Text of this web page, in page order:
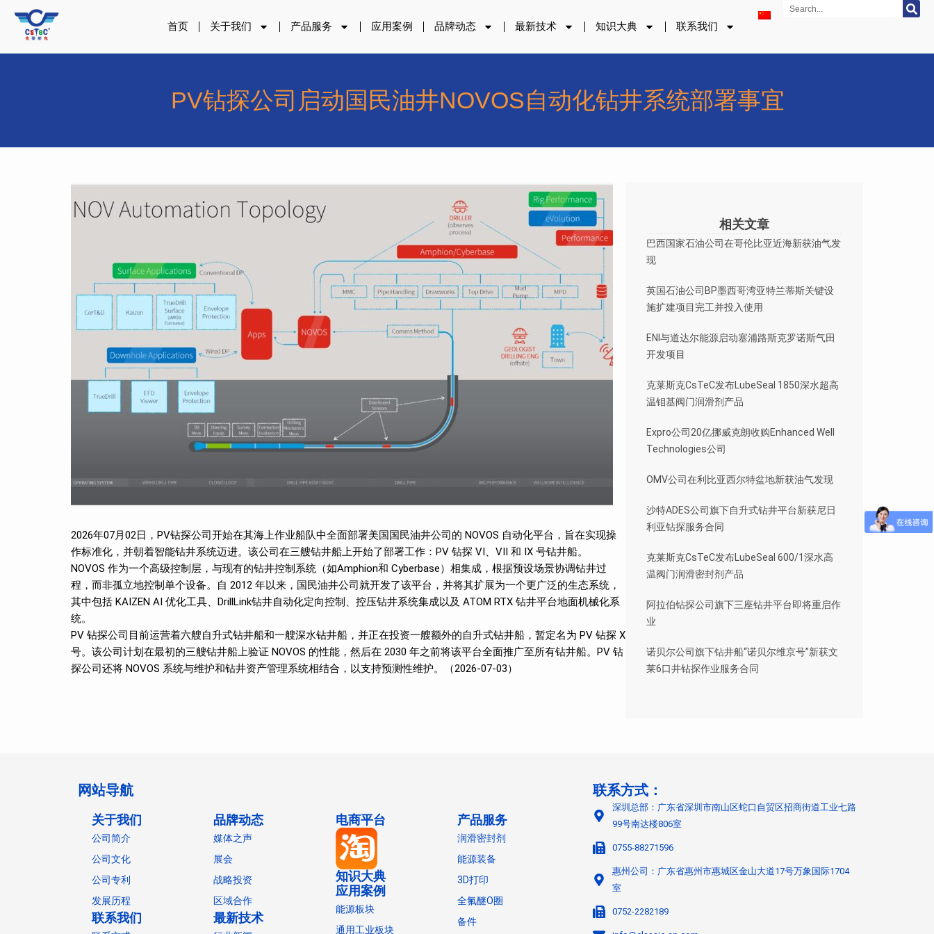
容
首页 关于我们 产品服务 应用案例 品牌动态 最新技术 知识大典 联系我们
Search
PV钻探公司启动国民油井NOVOS自动化钻井系统部署事宜
2026年07月02日，PV钻探公司开始在其海上作业船队中全面部署美国国民油井公司的 NOVOS 自动化平台，旨在实现操
作标准化，并朝着智能钻井系统迈进。该公司在三艘钻井船上开始了部署工作：PV 钻探 VI、VII 和 IX 号钻井船。
NOVOS 作为一个高级控制层，与现有的钻井控制系统（如Amphion和 Cyberbase）相集成，根据预设场景协调钻井过
程，而非孤立地控制单个设备。自 2012 年以来，国民油井公司就开发了该平台，并将其扩展为一个更广泛的生态系统，
其中包括 KAIZEN AI 优化工具、DrillLink钻井自动化定向控制、控压钻井系统集成以及 ATOM RTX 钻井平台地面机械化系
统。
PV 钻探公司目前运营着六艘自升式钻井船和一艘深水钻井船，并正在投资一艘额外的自升式钻井船，暂定名为 PV 钻探 X
号。该公司计划在最初的三艘钻井船上验证 NOVOS 的性能，然后在 2030 年之前将该平台全面推广至所有钻井船。PV 钻
探公司还将 NOVOS 系统与维护和钻井资产管理系统相结合，以支持预测性维护。（2026-07-03）
相关文章
巴西国家石油公司在哥伦比亚近海新获油气发
现
英国石油公司BP墨西哥湾亚特兰蒂斯关键设
施扩建项目完工并投入使用
ENI与道达尔能源启动塞浦路斯克罗诺斯气田
开发项目
克莱斯克CsTeC发布LubeSeal 1850深水超高
温钼基阀门润滑剂产品
Expro公司20亿挪威克朗收购Enhanced Well
Technologies公司
OMV公司在利比亚西尔特盆地新获油气发现
沙特ADES公司旗下自升式钻井平台新获尼日
利亚钻探服务合同
克莱斯克CsTeC发布LubeSeal 600/1深水高
温阀门润滑密封剂产品
阿拉伯钻探公司旗下三座钻井平台即将重启作
业
诺贝尔公司旗下钻井船“诺贝尔维京号”新获文
莱6口井钻探作业服务合同
网站导航
关于我们
公司简介
公司文化
公司专利
发展历程
联系我们
品牌动态
媒体之声
展会
战略投资
区域合作
最新技术
电商平台
知识大典
应用案例
能源板块
通用工业板块
产品服务
润滑密封剂
能源装备
3D打印
全氟醚O圈
备件
联系方式：
深圳总部：广东省深圳市南山区蛇口自贸区招商街道工业七路
99号南达楼806室
0755-88271596
惠州公司：广东省惠州市惠城区金山大道17号万象国际1704
室
0752-2282189